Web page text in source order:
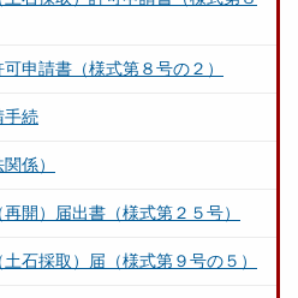
申請書（様式第８号の２）
手続
係）
開）届出書（様式第２５号）
石採取）届（様式第９号の５）